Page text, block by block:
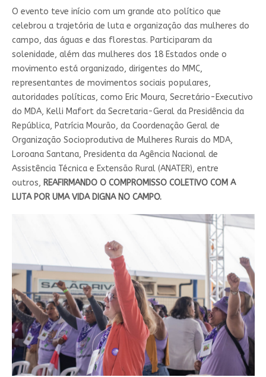
O evento teve início com um grande ato político que
celebrou a trajetória de luta e organização das mulheres do
campo, das águas e das florestas. Participaram da
solenidade, além das mulheres dos 18 Estados onde o
movimento está organizado, dirigentes do MMC,
representantes de movimentos sociais populares,
autoridades políticas, como Eric Moura, Secretário-Executivo
do MDA, Kelli Mafort da Secretaria-Geral da Presidência da
República, Patrícia Mourão, da Coordenação Geral de
Organização Socioprodutiva de Mulheres Rurais do MDA,
Loroana Santana, Presidenta da Agência Nacional de
Assistência Técnica e Extensão Rural (ANATER), entre
outros, REAFIRMANDO O COMPROMISSO COLETIVO COM A
LUTA POR UMA VIDA DIGNA NO CAMPO.